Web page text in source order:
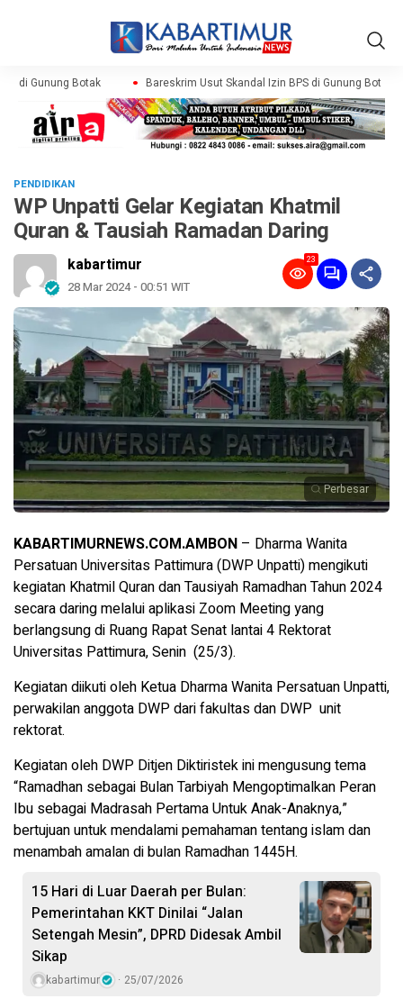
di Gunung Botak Bareskrim Usut Skandal Izin BPS di Gunung Botak
PENDIDIKAN
WP Unpatti Gelar Kegiatan Khatmil
Quran & Tausiah Ramadan Daring
kabartimur
28 Mar 2024 - 00:51 WIT
23
Perbesar
KABARTIMURNEWS.COM.AMBON – Dharma Wanita
Persatuan Universitas Pattimura (DWP Unpatti) mengikuti
kegiatan Khatmil Quran dan Tausiyah Ramadhan Tahun 2024
secara daring melalui aplikasi Zoom Meeting yang
berlangsung di Ruang Rapat Senat lantai 4 Rektorat
Universitas Pattimura, Senin (25/3).
Kegiatan diikuti oleh Ketua Dharma Wanita Persatuan Unpatti,
perwakilan anggota DWP dari fakultas dan DWP unit
rektorat.
Kegiatan oleh DWP Ditjen Diktiristek ini mengusung tema
“Ramadhan sebagai Bulan Tarbiyah Mengoptimalkan Peran
Ibu sebagai Madrasah Pertama Untuk Anak-Anaknya,”
bertujuan untuk mendalami pemahaman tentang islam dan
menambah amalan di bulan Ramadhan 1445H.
15 Hari di Luar Daerah per Bulan:
Pemerintahan KKT Dinilai “Jalan
Setengah Mesin”, DPRD Didesak Ambil
Sikap
kabartimur 25/07/2026